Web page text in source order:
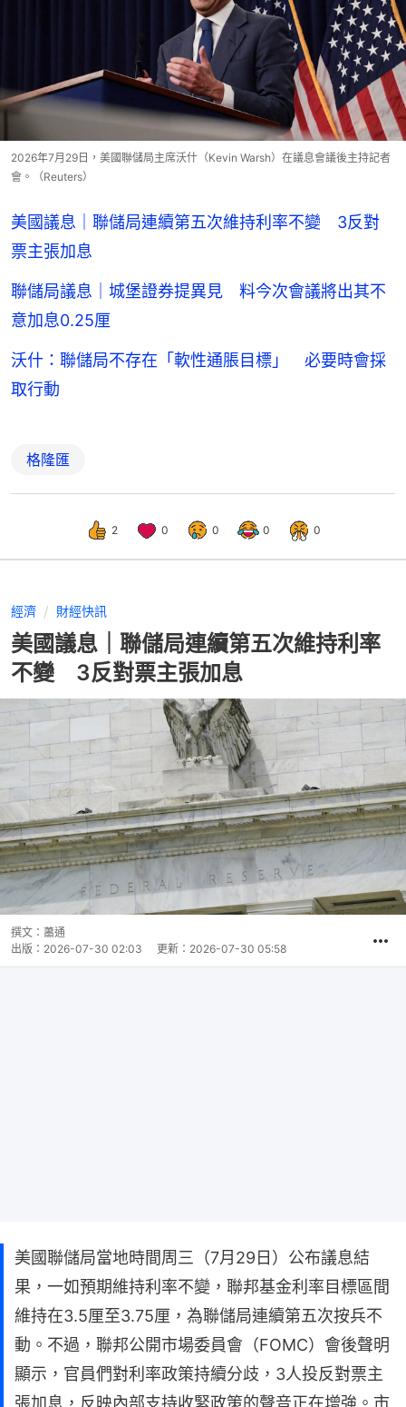
2026年7月29日，美國聯儲局主席沃什（Kevin Warsh）在議息會議後主持記者
會。（Reuters）
美國議息｜聯儲局連續第五次維持利率不變 3反對
票主張加息
聯儲局議息｜城堡證券提異見 料今次會議將出其不
意加息0.25厘
沃什：聯儲局不存在「軟性通脹目標」 必要時會採
取行動
格隆匯
2 0 0 0 0
經濟 財經快訊
美國議息｜聯儲局連續第五次維持利率
不變 3反對票主張加息
撰文： 蕭通
出版： 2026-07-30 02:03 更新： 2026-07-30 05:58
美國聯儲局當地時間周三（7月29日）公布議息結
果，一如預期維持利率不變，聯邦基金利率目標區間
維持在3.5厘至3.75厘，為聯儲局連續第五次按兵不
動。不過，聯邦公開市場委員會（FOMC）會後聲明
顯示，官員們對利率政策持續分歧，3人投反對票主